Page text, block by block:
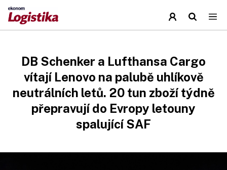
DB Schenker a Lufthansa Cargo
vítají Lenovo na palubě uhlíkově
neutrálních letů. 20 tun zboží týdně
přepravují do Evropy letouny
spalující SAF